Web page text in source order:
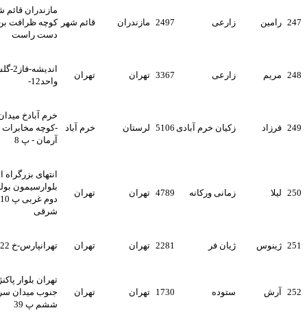
زارعی 2497 قائم شهر
مازندران قائم شهر خ ساری
کوچه ظرافت بن بست پنجم
زارعی 3367 تهران
اندیشه-فاز2-گلستان3-بلوک49-
زکیان خرم آبادی 5106 لرستان خرم آباد
خرم آبادخ میدان استانداری
-کوچه مخابرات - ساختمان
زمانی ورکانه 4789 تهران تهران
انتهای بزرگراه اشرفی اصفهانی
بلوارسیمون بولیوار خ فکوری ک
دوم غربی پ 10 واحدسوم
ژیان فر 2281 تهران تهرانپارس-خ 222غربی-پلاک64-
ستوده 1730 تهران
تهران بلوار پاکنژاد سعادت
جنوب میدان سرو بوستان